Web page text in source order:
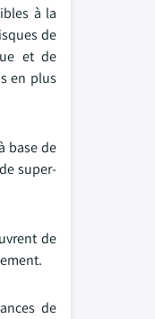
à la
de
et de
en plus
base de
super-
de
de